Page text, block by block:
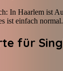
In Haarlem ist
ist einfach normal.
für